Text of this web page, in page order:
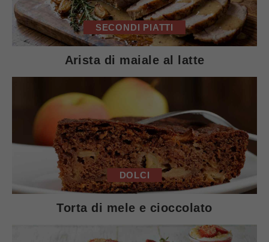
SECONDI PIATTI
Arista di maiale al latte
DOLCI
Torta di mele e cioccolato